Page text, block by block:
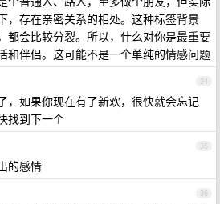
，存在亲密关系的相处。这种标签背景
都会比较分裂。所以，什么对你是最重要
和伴侣。这可能不是一个单纯的情感问题
34
，如果你现在有了新欢，很快就会忘记
找到下一个
35
的感情
36